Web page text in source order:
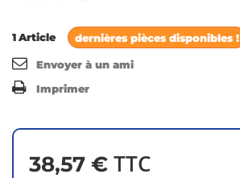
1Article dernières pièces disponibles !
Envoyer à un ami
Imprimer
38,57 € TTC